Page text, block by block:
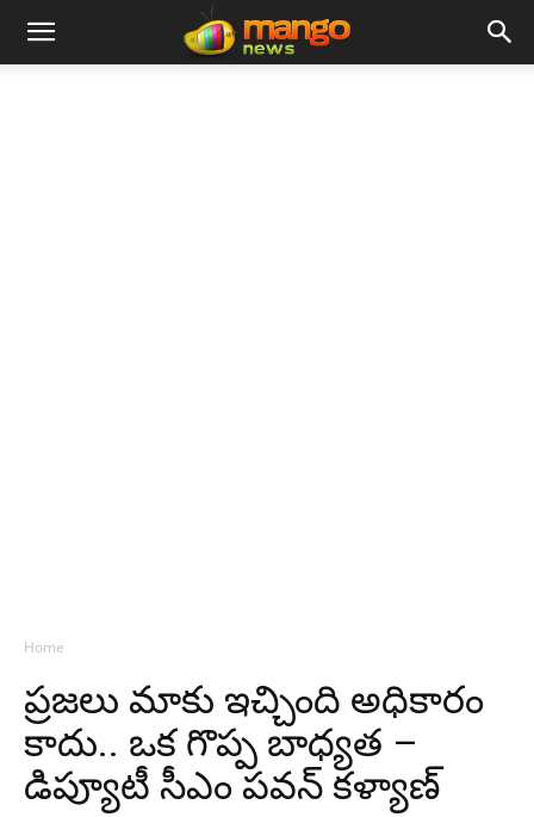
Home
ప్రజలు మాకు ఇచ్చింది అధికారం
కాదు.. ఒక గొప్ప బాధ్యత –
డిప్యూటీ సీఎం పవన్ కళ్యాణ్